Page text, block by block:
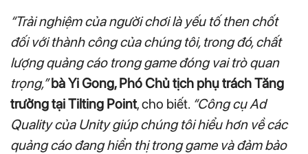
“Trải nghiệm của người chơi là yếu tố then chốt
đối với thành công của chúng tôi, trong đó, chất
lượng quảng cáo trong game đóng vai trò quan
trọng,”bà Yi Gong, Phó Chủ tịch phụ trách Tăng
trưởng tại Tilting Point, cho biết. “Công cụ Ad
Quality của Unity giúp chúng tôi hiểu hơn về các
quảng cáo đang hiển thị trong game và đảm bảo